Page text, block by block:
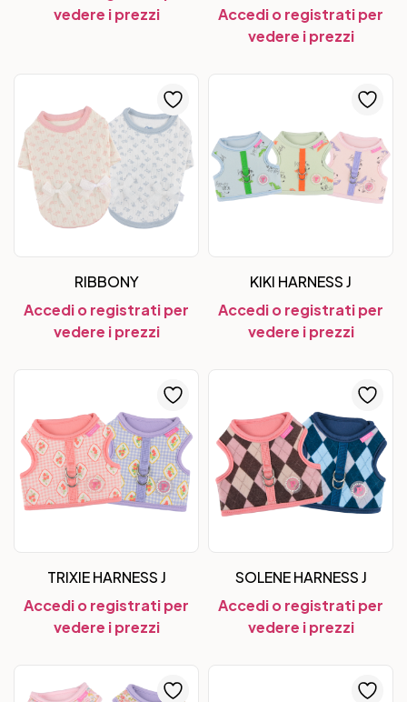
vedere i prezzi
Accedi o registrati per
vedere i prezzi
RIBBONY
Accedi o registrati per
vedere i prezzi
KIKI HARNESS J
Accedi o registrati per
vedere i prezzi
TRIXIE HARNESS J
Accedi o registrati per
vedere i prezzi
SOLENE HARNESS J
Accedi o registrati per
vedere i prezzi